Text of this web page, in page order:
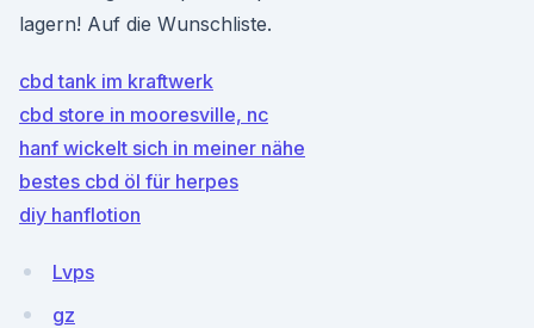
lagern! Auf die Wunschliste.
cbd tank im kraftwerk
cbd store in mooresville, nc
hanf wickelt sich in meiner nähe
bestes cbd öl für herpes
diy hanflotion
Lvps
gz